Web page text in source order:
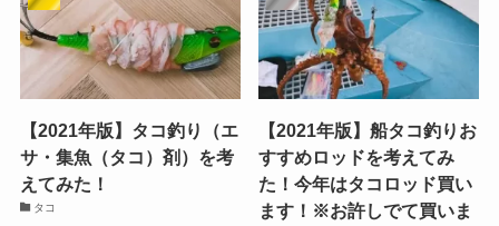
【2021年版】タコ釣り（エ
サ・集魚（タコ）剤）を考
えてみた！
タコ
【2021年版】船タコ釣りお
すすめロッドを考えてみ
た！今年はタコロッド買い
ます！※お許しでて買いま